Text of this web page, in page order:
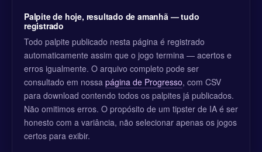
Palpite de hoje, resultado de amanhã — tudo
registrado
Todo palpite publicado nesta página é registrado
automaticamente assim que o jogo termina — acertos e
erros igualmente. O arquivo completo pode ser
consultado em nossa página de Progresso, com CSV
para download contendo todos os palpites já publicados.
Não omitimos erros. O propósito de um tipster de IA é ser
honesto com a variância, não selecionar apenas os jogos
certos para exibir.